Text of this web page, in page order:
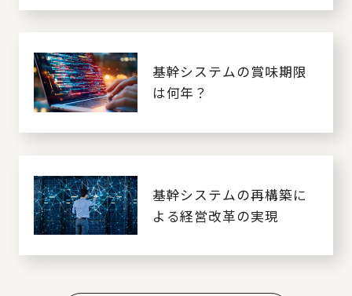
基幹システムの賞味期限
は何年？
基幹システムの再構築に
よる経営改革の実現